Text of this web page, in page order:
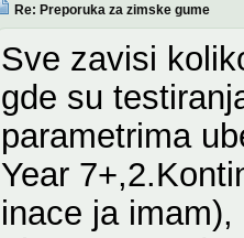
Re: Preporuka za zimske gume
Sve zavisi
gde su
parametrima
Year
inace ja